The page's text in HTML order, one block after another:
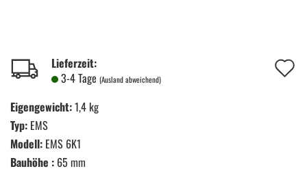
Lieferzeit:
3-4 Tage (Ausland abweichend)
Eigengewicht:1,4 kg
Typ: EMS
Modell: EMS 6K1
Bauhöhe : 65 mm